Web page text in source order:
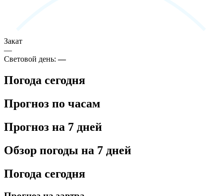
Закат
—
Световой день:—
Погода сегодня
Прогноз по часам
Прогноз на 7 дней
Обзор погоды на 7 дней
Погода сегодня